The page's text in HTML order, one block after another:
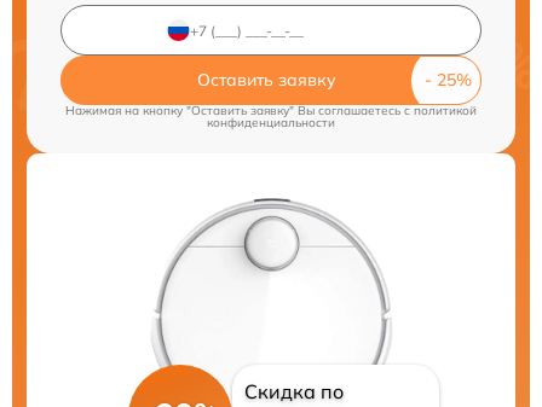
Оставить заявку
Нажимая на кнопку "Оставить заявку" Вы соглашаетесь cполитикой
конфиденциальности
Скидка по